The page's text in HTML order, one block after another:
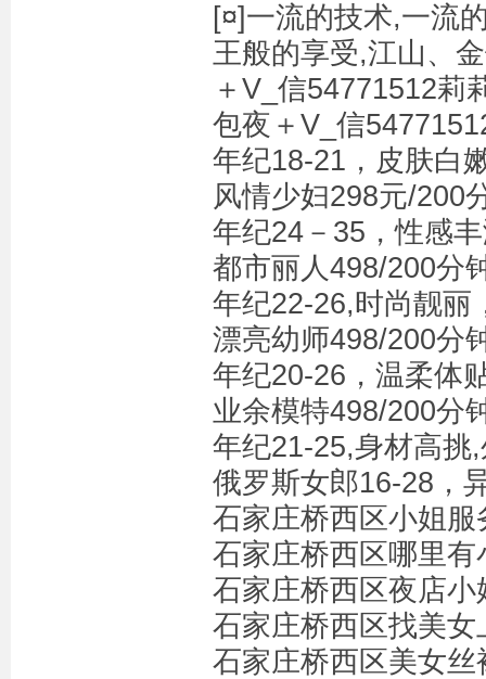
[¤]一流的技术,一流
王般的享受,江山、
＋V_信54771512莉
包夜＋V_信
年纪18-21，皮肤白
风情少妇298元/200
年纪24－35，性感
都市丽人498/200分
年纪22-26,时尚靓丽
漂亮幼师498/200分
年纪20-26，温柔体
业余模特498/200分
年纪21-25,身材高挑
俄罗斯女郎16-28，
石家庄桥西区小姐
石家庄桥西区哪里
石家庄桥西区夜店
石家庄桥西区找美
石家庄桥西区美女